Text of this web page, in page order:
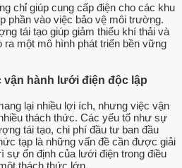
chỉ giúp cung cấp điện cho các khu
phần vào việc bảo vệ môi trường.
tái tạo giúp giảm thiểu khí thải và
ra một mô hình phát triển bền vững
vận hành lưới điện độc lập
lại nhiều lợi ích, nhưng việc vận
thách thức. Các yếu tố như sự
tái tạo, chi phí đầu tư ban đầu
tạp là những vấn đề cần được giải
sự ổn định của lưới điện trong điều
thách thức lớn.